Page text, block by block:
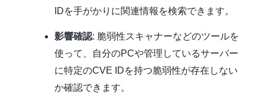
IDを手がかりに関連情報を検索できます。
影響確認: 脆弱性スキャナーなどのツールを
使って、自分のPCや管理しているサーバー
に特定のCVE IDを持つ脆弱性が存在しない
か確認できます。